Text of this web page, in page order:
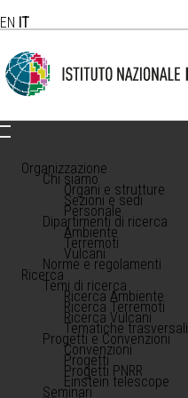
EN IT
Organizzazione
Chi siamo
Organi e strutture
Sezioni e sedi
Personale
Dipartimenti di ricerca
Ambiente
Terremoti
Vulcani
Norme e regolamenti
Ricerca
Temi di ricerca
Ricerca Ambiente
Ricerca Terremoti
Ricerca Vulcani
Tematiche trasversali
Progetti e Convenzioni
Convenzioni
Progetti
Progetti PNRR
Einstein telescope
Seminari